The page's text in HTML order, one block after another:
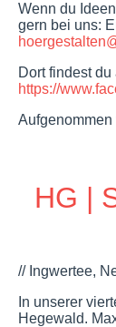
Wenn du
gern bei uns:
Dort findest
https://
HG |
// Ingwertee,
In unserer
Hegewald.